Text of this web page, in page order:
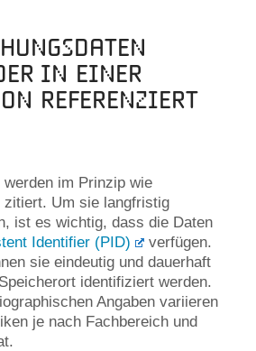
in einer
referenziert
im Prinzip wie
zitiert. Um sie langfristig
ist es wichtig, dass die Daten
Identifier (PID)
verfügen.
sie eindeutig und dauerhaft
identifiziert werden.
Angaben variieren
je nach Fachbereich und